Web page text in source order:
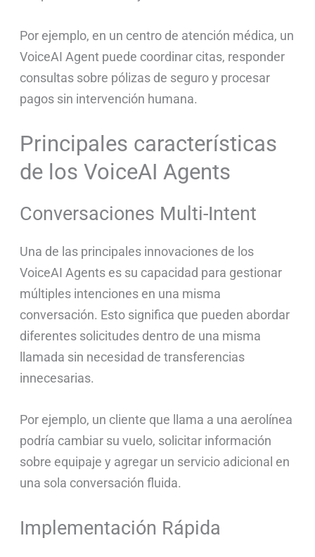
Por ejemplo, en un centro de atención médica, un
VoiceAI Agent puede coordinar citas, responder
consultas sobre pólizas de seguro y procesar
pagos sin intervención humana.
Principales características
de los VoiceAI Agents
Conversaciones Multi-Intent
Una de las principales innovaciones de los
VoiceAI Agents es su capacidad para gestionar
múltiples intenciones en una misma
conversación. Esto significa que pueden abordar
diferentes solicitudes dentro de una misma
llamada sin necesidad de transferencias
innecesarias.
Por ejemplo, un cliente que llama a una aerolínea
podría cambiar su vuelo, solicitar información
sobre equipaje y agregar un servicio adicional en
una sola conversación fluida.
Implementación Rápida